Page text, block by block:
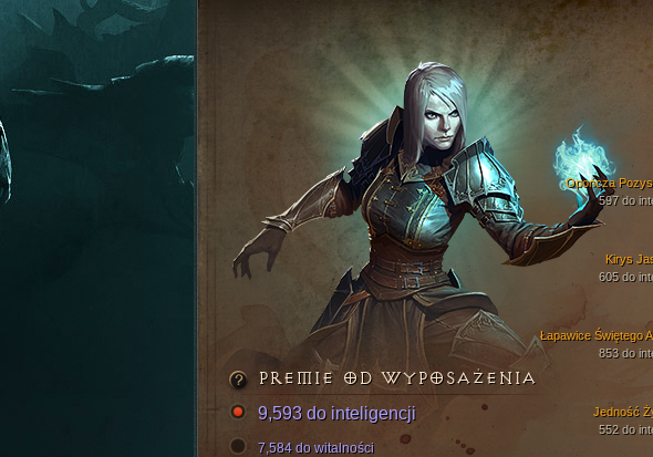
Kirys
605 do
Łapawice Świętego
853 do
Opończa
597 do
Jedność
552 do
PREMIE OD WYPOSAŻENIA
9,593 do inteligencji
7,584 do witalności